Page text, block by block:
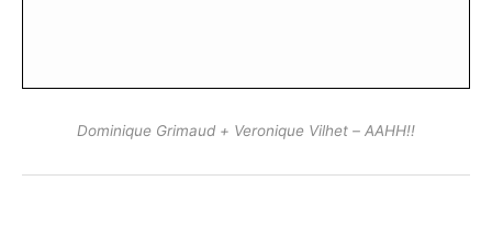
Dominique Grimaud + Veronique Vilhet ‎– AAHH!!